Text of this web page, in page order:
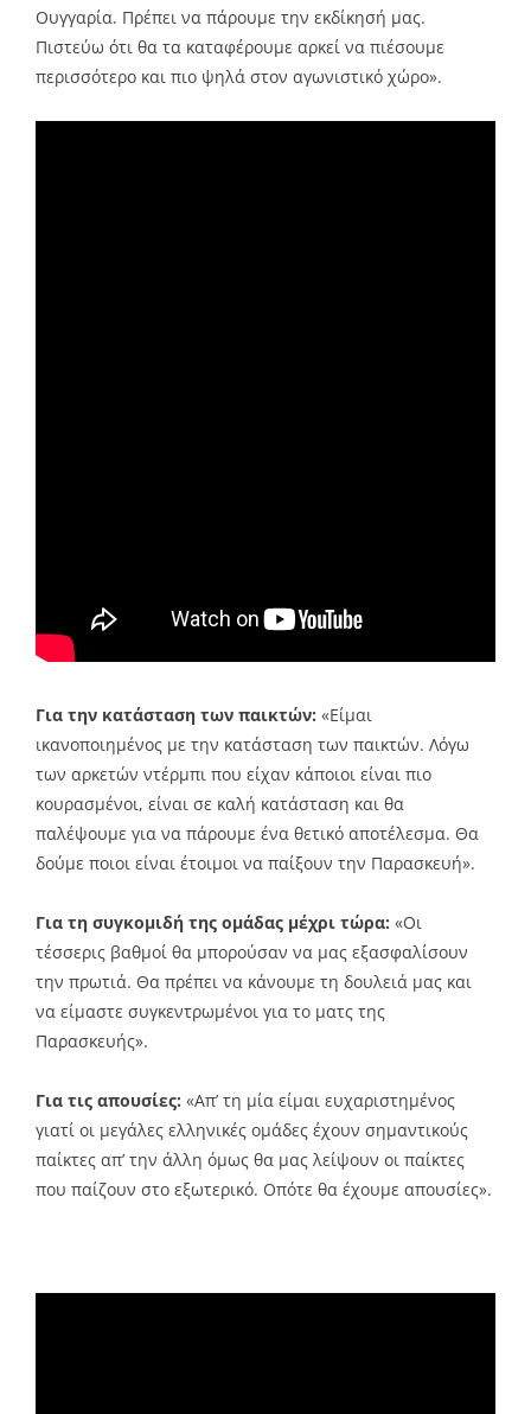
Ουγγαρία. Πρέπει να πάρουμε την εκδίκησή μας.
Πιστεύω ότι θα τα καταφέρουμε αρκεί να πιέσουμε
περισσότερο και πιο ψηλά στον αγωνιστικό χώρο».
Για την κατάσταση των παικτών: «Είμαι
ικανοποιημένος με την κατάσταση των παικτών. Λόγω
των αρκετών ντέρμπι που είχαν κάποιοι είναι πιο
κουρασμένοι, είναι σε καλή κατάσταση και θα
παλέψουμε για να πάρουμε ένα θετικό αποτέλεσμα. Θα
δούμε ποιοι είναι έτοιμοι να παίξουν την Παρασκευή».
Για τη συγκομιδή της ομάδας μέχρι τώρα: «Οι
τέσσερις βαθμοί θα μπορούσαν να μας εξασφαλίσουν
την πρωτιά. Θα πρέπει να κάνουμε τη δουλειά μας και
να είμαστε συγκεντρωμένοι για το ματς της
Παρασκευής».
Για τις απουσίες: «Απ’ τη μία είμαι ευχαριστημένος
γιατί οι μεγάλες ελληνικές ομάδες έχουν σημαντικούς
παίκτες απ’ την άλλη όμως θα μας λείψουν οι παίκτες
που παίζουν στο εξωτερικό. Οπότε θα έχουμε απουσίες».